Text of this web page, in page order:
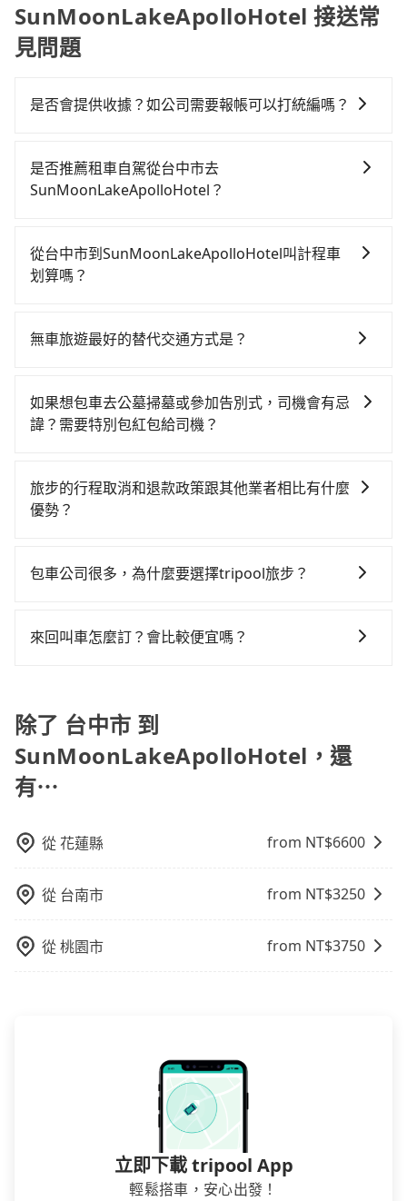
SunMoonLakeApolloHotel 接送常
見問題
是否會提供收據？如公司需要報帳可以打統編嗎？
旅行業代收轉付電子收據，如果公司需要報公帳，在預
約付款前可以輸入公司的抬頭與統編，可向國稅局報
是否推薦租車自駕從台中市去
SunMoonLakeApolloHotel？
車自駕，但花費可能不小。租車公司一般以天為單位計
費，小轎車如Toyota Yaris、Nissan Kicks，一天租金
eTag（每公里約1元）、路邊停車（每小時約40元）、
於絕大多數的租車公司都沒法提供甲租乙還的服務，所
以要不當天就需往返台中市與
起。透過app預約tripool的單程專車接送才是前往最便
宜方便的選擇。
從台中市到SunMoonLakeApolloHotel叫計程車
划算嗎？
灣大車隊、Uber、Line Taxi、Yoxi等，如果在路邊攔不
車隊等叫車看看。依照里程跳錶計算，價格約為
2,650~3,200元間，但如改預約tripool可省高達
其叫車的難度是雙北市的490倍。再加上台中市有些計程
車司機不按錶計費，約有27%會採現場議價，建議最好
SunMoonLakeApolloHotel的最佳選擇。
無車旅遊最好的替代交通方式是？
看您旅遊的目的地而定。您可以善用大眾運輸，例如：
公車、捷運、客運等，或者考慮租車。如果您想要更便
如果想包車去公墓掃墓或參加告別式，司機會有忌
諱？需要特別包紅包給司機？
都會提供接送服務。不過，如果您有其他特殊要求，例
如需要載運骨灰罈或在車上進行法事等作業，建議在訂
您自行決定。不過，建議可事先詢問司機是否接受。」
旅步的行程取消和退款政策跟其他業者相比有什麼
優勢？
性的取消政策，以給予乘客更多的保障和方便。只需在
的同時也確保乘客的權益。
包車公司很多，為什麼要選擇tripool旅步？
以依照您行程人數的需求進行選擇。此外，為確保您的
策，讓您在規劃行程時能更無後顧之憂。無論您是要前
往市區還是郊區，我們都可以為您提供最佳的旅遊體
驗。所以，如果您正在尋找一家可靠的包車公司，
tripool旅步絕對是您值得信任的不二選擇！
來回叫車怎麼訂？會比較便宜嗎？
定。至於價格已經市場最優惠，並無特別針對來回車趟
做額外折扣，但如果手上有優惠代碼，歡迎直接使用，
不限單程或來回。
除了 台中市 到
SunMoonLakeApolloHotel，還
有⋯
從花蓮縣 from NT$6600
從 台南市 from NT$3250
從桃園市 from NT$3750
立即下載 tripool App
輕鬆搭車，安心出發！